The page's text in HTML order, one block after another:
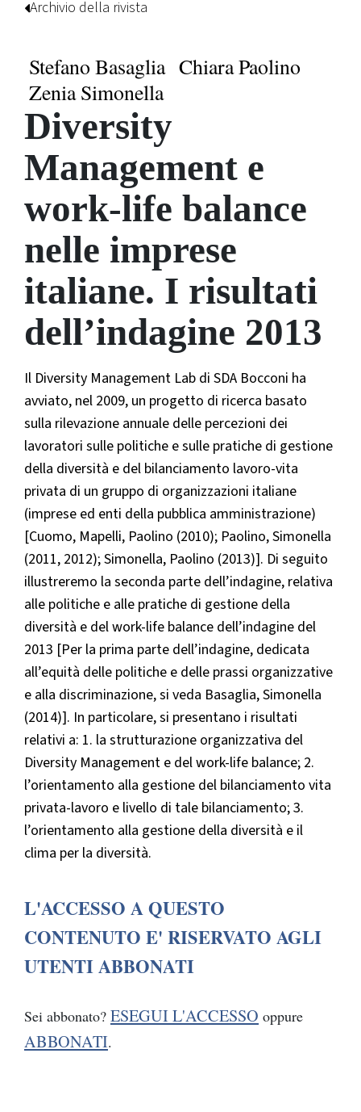
Archivio della rivista
Stefano Basaglia Chiara Paolino
Zenia Simonella
Diversity
Management e
work-life balance
nelle imprese
italiane. I risultati
dell’indagine 2013
Il Diversity Management Lab di SDA Bocconi ha
avviato, nel 2009, un progetto di ricerca basato
sulla rilevazione annuale delle percezioni dei
lavoratori sulle politiche e sulle pratiche di gestione
della diversità e del bilanciamento lavoro-vita
privata di un gruppo di organizzazioni italiane
(imprese ed enti della pubblica amministrazione)
[Cuomo, Mapelli, Paolino (2010); Paolino, Simonella
(2011, 2012); Simonella, Paolino (2013)]. Di seguito
illustreremo la seconda parte dell’indagine, relativa
alle politiche e alle pratiche di gestione della
diversità e del work-life balance dell’indagine del
2013 [Per la prima parte dell’indagine, dedicata
all’equità delle politiche e delle prassi organizzative
e alla discriminazione, si veda Basaglia, Simonella
(2014)]. In particolare, si presentano i risultati
relativi a: 1. la strutturazione organizzativa del
Diversity Management e del work-life balance; 2.
l’orientamento alla gestione del bilanciamento vita
privata-lavoro e livello di tale bilanciamento; 3.
l’orientamento alla gestione della diversità e il
clima per la diversità.
L'ACCESSO A QUESTO
CONTENUTO E' RISERVATO AGLI
UTENTI ABBONATI
Sei abbonato? ESEGUI L'ACCESSO oppure
ABBONATI.